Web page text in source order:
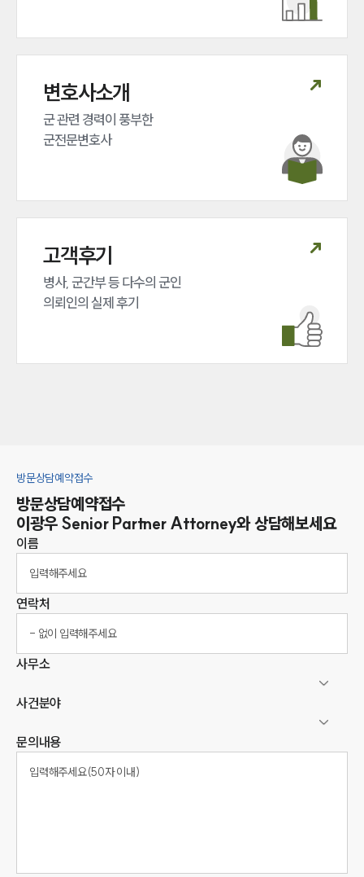
변호사소개
군 관련 경력이 풍부한
군전문변호사
고객후기
병사, 군간부 등 다수의 군인
의뢰인의 실제 후기
방문상담예약접수
방문상담예약접수
이광우 Senior Partner Attorney와 상담해보세요
이름
연락처
사무소
사건분야
문의내용